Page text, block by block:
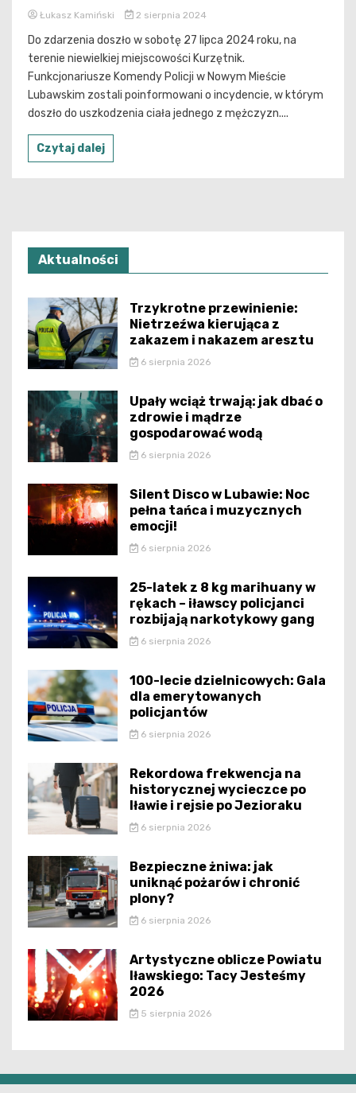
Łukasz Kamiński 2 sierpnia 2024
Do zdarzenia doszło w sobotę 27 lipca 2024 roku, na
terenie niewielkiej miejscowości Kurzętnik.
Funkcjonariusze Komendy Policji w Nowym Mieście
Lubawskim zostali poinformowani o incydencie, w którym
doszło do uszkodzenia ciała jednego z mężczyzn....
Czytaj dalej
Aktualności
Trzykrotne przewinienie:
Nietrzeźwa kierująca z
zakazem i nakazem aresztu
6 sierpnia 2026
Upały wciąż trwają: jak dbać o
zdrowie i mądrze
gospodarować wodą
6 sierpnia 2026
Silent Disco w Lubawie: Noc
pełna tańca i muzycznych
emocji!
6 sierpnia 2026
25-latek z 8 kg marihuany w
rękach – iławscy policjanci
rozbijają narkotykowy gang
6 sierpnia 2026
100-lecie dzielnicowych: Gala
dla emerytowanych
policjantów
6 sierpnia 2026
Rekordowa frekwencja na
historycznej wycieczce po
Iławie i rejsie po Jezioraku
6 sierpnia 2026
Bezpieczne żniwa: jak
uniknąć pożarów i chronić
plony?
6 sierpnia 2026
Artystyczne oblicze Powiatu
Iławskiego: Tacy Jesteśmy
2026
5 sierpnia 2026